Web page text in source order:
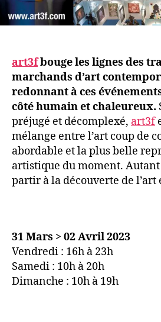
art3fbouge les lignes des
marchands d’art
redonnant à ces
côté humain et chaleureux.
préjugé et décomplexé, art3f
mélange entre l’art coup de
abordable et la plus belle
artistique du moment. Autant
partir à la découverte de
31 Mars > 02 Avril 2023
Vendredi : 16h à 23h
Samedi : 10h à 20h
Dimanche : 10h à 19h